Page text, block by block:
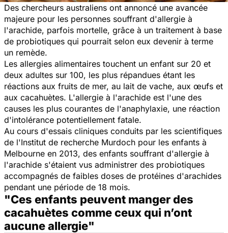
Des chercheurs australiens ont annoncé une avancée
majeure pour les personnes souffrant d'allergie à
l'arachide, parfois mortelle, grâce à un traitement à base
de probiotiques qui pourrait selon eux devenir à terme
un remède.
Les allergies alimentaires touchent un enfant sur 20 et
deux adultes sur 100, les plus répandues étant les
réactions aux fruits de mer, au lait de vache, aux œufs et
aux cacahuètes. L'allergie à l'arachide est l'une des
causes les plus courantes de l'anaphylaxie, une réaction
d'intolérance potentiellement fatale.
Au cours d'essais cliniques conduits par les scientifiques
de l'Institut de recherche Murdoch pour les enfants à
Melbourne en 2013, des enfants souffrant d'allergie à
l'arachide s'étaient vus administrer des probiotiques
accompagnés de faibles doses de protéines d'arachides
pendant une période de 18 mois.
"Ces enfants peuvent manger des
cacahuètes comme ceux qui n’ont
aucune allergie"